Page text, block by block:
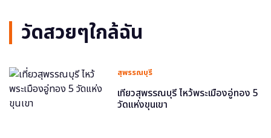
วัดสวยๆใกล้ฉัน
สุพรรณบุรี
เที่ยวสุพรรณบุรี ไหว้พระเมืองอู่ทอง 5
วัดแห่งขุนเขา